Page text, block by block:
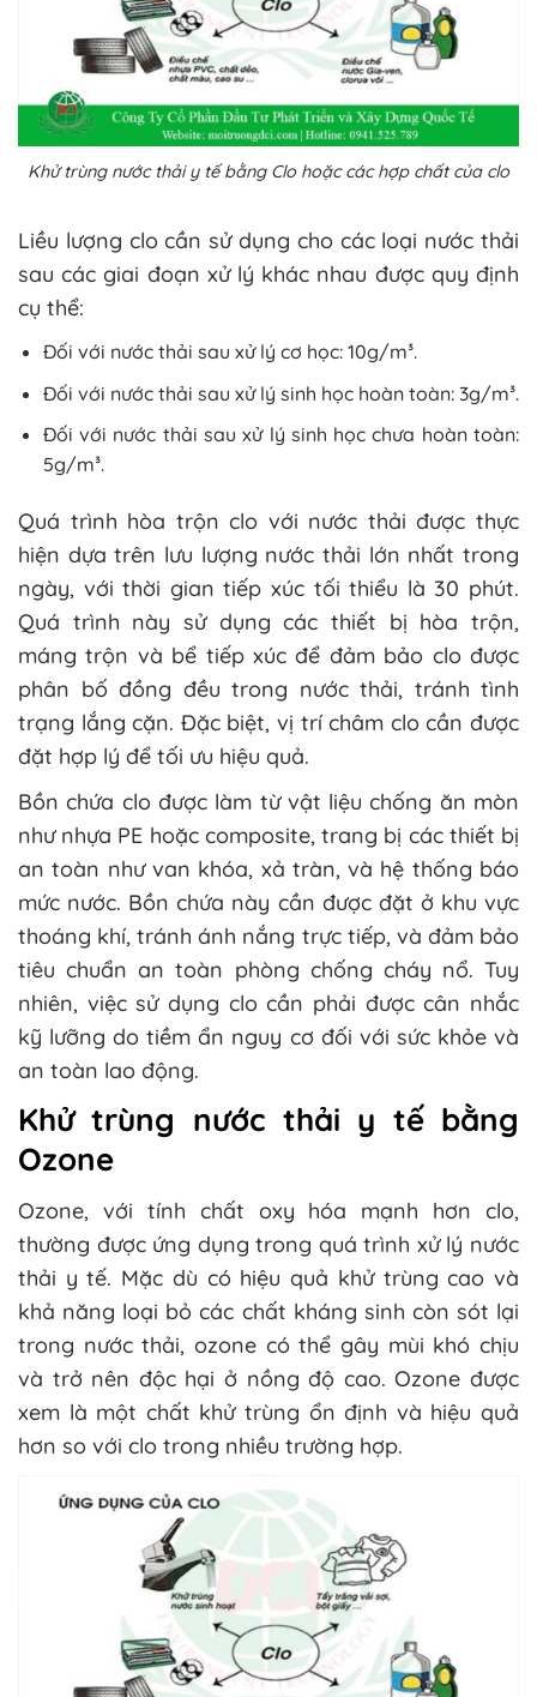
Khử trùng nước thải y tế bằng Clo hoặc các hợp chất của clo
Liều lượng clo cần sử dụng cho các loại nước thải
sau các giai đoạn xử lý khác nhau được quy định
cụ thể:
Đối với nước thải sau xử lý cơ học: 10g/m³.
Đối với nước thải sau xử lý sinh học hoàn toàn: 3g/m³.
Đối với nước thải sau xử lý sinh học chưa hoàn toàn:
5g/m³.
Quá trình hòa trộn clo với nước thải được thực
hiện dựa trên lưu lượng nước thải lớn nhất trong
ngày, với thời gian tiếp xúc tối thiểu là 30 phút.
Quá trình này sử dụng các thiết bị hòa trộn,
máng trộn và bể tiếp xúc để đảm bảo clo được
phân bố đồng đều trong nước thải, tránh tình
trạng lắng cặn. Đặc biệt, vị trí châm clo cần được
đặt hợp lý để tối ưu hiệu quả.
Bồn chứa clo được làm từ vật liệu chống ăn mòn
như nhựa PE hoặc composite, trang bị các thiết bị
an toàn như van khóa, xả tràn, và hệ thống báo
mức nước. Bồn chứa này cần được đặt ở khu vực
thoáng khí, tránh ánh nắng trực tiếp, và đảm bảo
tiêu chuẩn an toàn phòng chống cháy nổ. Tuy
nhiên, việc sử dụng clo cần phải được cân nhắc
kỹ lưỡng do tiềm ẩn nguy cơ đối với sức khỏe và
an toàn lao động.
Khử trùng nước thải y tế bằng
Ozone
Ozone, với tính chất oxy hóa mạnh hơn clo,
thường được ứng dụng trong quá trình xử lý nước
thải y tế. Mặc dù có hiệu quả khử trùng cao và
khả năng loại bỏ các chất kháng sinh còn sót lại
trong nước thải, ozone có thể gây mùi khó chịu
và trở nên độc hại ở nồng độ cao. Ozone được
xem là một chất khử trùng ổn định và hiệu quả
hơn so với clo trong nhiều trường hợp.